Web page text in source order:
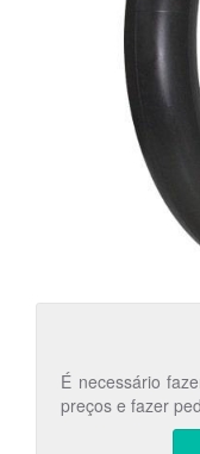
É necessário
preços e fazer